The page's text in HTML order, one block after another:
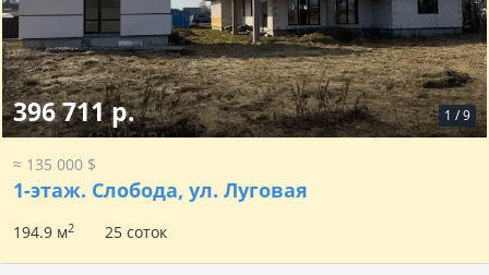
1 /9
396 711 р.
≈ 135 000 $
1-этаж. Слобода, ул. Луговая
194.9 м2 25 соток